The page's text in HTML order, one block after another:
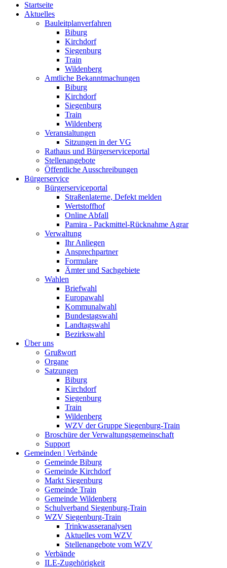
Startseite
Aktuelles
Bauleitplanverfahren
Biburg
Kirchdorf
Siegenburg
Train
Wildenberg
Amtliche Bekanntmachungen
Biburg
Kirchdorf
Siegenburg
Train
Wildenberg
Veranstaltungen
Sitzungen in der VG
Rathaus und Bürgerserviceportal
Stellenangebote
Öffentliche Ausschreibungen
Bürgerservice
Bürgerserviceportal
Straßenlaterne, Defekt melden
Wertstoffhof
Online Abfall
Pamira - Packmittel-Rücknahme Agrar
Verwaltung
Ihr Anliegen
Ansprechpartner
Formulare
Ämter und Sachgebiete
Wahlen
Briefwahl
Europawahl
Kommunalwahl
Bundestagswahl
Landtagswahl
Bezirkswahl
Über uns
Grußwort
Organe
Satzungen
Biburg
Kirchdorf
Siegenburg
Train
Wildenberg
WZV der Gruppe Siegenburg-Train
Broschüre der Verwaltungsgemeinschaft
Support
Gemeinden | Verbände
Gemeinde Biburg
Gemeinde Kirchdorf
Markt Siegenburg
Gemeinde Train
Gemeinde Wildenberg
Schulverband Siegenburg-Train
WZV Siegenburg-Train
Trinkwasseranalysen
Aktuelles vom WZV
Stellenangebote vom WZV
Verbände
ILE-Zugehörigkeit